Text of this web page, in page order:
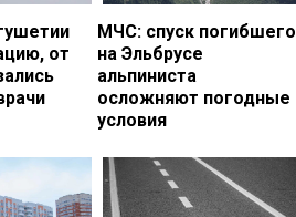
от
МЧС: спуск погибшего
на Эльбрусе
альпиниста
осложняют погодные
условия